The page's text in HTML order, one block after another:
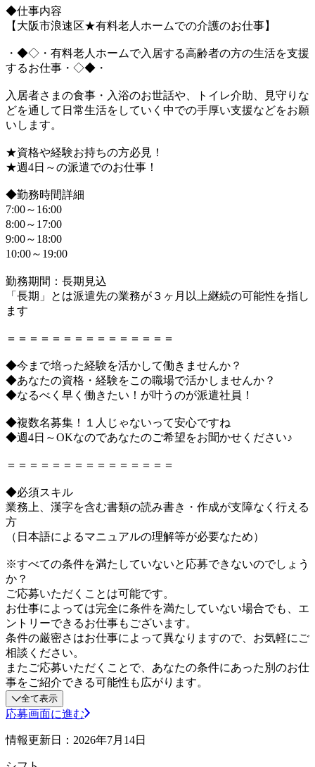
◆仕事内容
【大阪市浪速区★有料老人ホームでの介護のお仕事】
・◆◇・有料老人ホームで入居する高齢者の方の生活を支援
するお仕事・◇◆・
入居者さまの食事・入浴のお世話や、トイレ介助、見守りな
どを通して日常生活をしていく中での手厚い支援などをお願
いします。
★資格や経験お持ちの方必見！
★週4日～の派遣でのお仕事！
◆勤務時間詳細
7:00～16:00
8:00～17:00
9:00～18:00
10:00～19:00
勤務期間：長期見込
「長期」とは派遣先の業務が３ヶ月以上継続の可能性を指し
ます
＝＝＝＝＝＝＝＝＝＝＝＝＝＝＝
◆今まで培った経験を活かして働きませんか？
◆あなたの資格・経験をこの職場で活かしませんか？
◆なるべく早く働きたい！が叶うのが派遣社員！
◆複数名募集！１人じゃないって安心ですね
◆週4日～OKなのであなたのご希望をお聞かせください♪
＝＝＝＝＝＝＝＝＝＝＝＝＝＝＝
◆必須スキル
業務上、漢字を含む書類の読み書き・作成が支障なく行える
方
（日本語によるマニュアルの理解等が必要なため）
※すべての条件を満たしていないと応募できないのでしょう
か？
ご応募いただくことは可能です。
お仕事によっては完全に条件を満たしていない場合でも、エ
ントリーできるお仕事もございます。
条件の厳密さはお仕事によって異なりますので、お気軽にご
相談ください。
またご応募いただくことで、あなたの条件にあった別のお仕
事をご紹介できる可能性も広がります。
全て表示
応募画面に進む
情報更新日：2026年7月14日